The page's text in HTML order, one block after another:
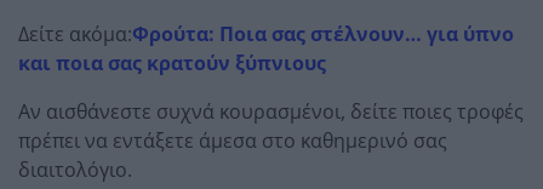
Δείτε ακόμα:Φρούτα: Ποια σας στέλνουν… για ύπνο
και ποια σας κρατούν ξύπνιους
Αν αισθάνεστε συχνά κουρασμένοι, δείτε ποιες τροφές
πρέπει να εντάξετε άμεσα στο καθημερινό σας
διαιτολόγιο.